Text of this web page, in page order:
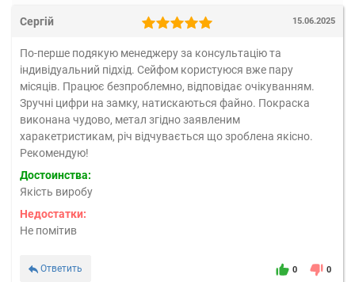
Сергій 15.06.2025
По-перше подякую менеджеру за консультацію та
індивідуальний підхід. Сейфом користуюся вже пару
місяців. Працює безпроблемно, відповідає очікуванням.
Зручні цифри на замку, натискаються файно. Покраска
виконана чудово, метал згідно заявленим
харакетристикам, річ відчувається що зроблена якісно.
Рекомендую!
Достоинства:
Якість виробу
Недостатки:
Не помітив
Ответить 0 0